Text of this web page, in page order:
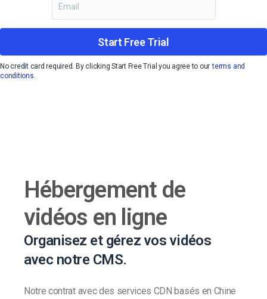
Start Free Trial
No credit card required. By clicking Start Free Trial you agree to our terms and
conditions.
Hébergement de
vidéos en ligne
Organisez et gérez vos vidéos
avec notre CMS.
Notre contrat avec des services CDN basés en Chine